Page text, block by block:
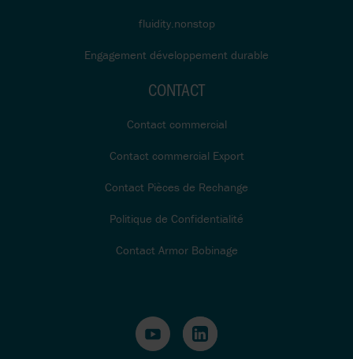
fluidity.nonstop
Engagement développement durable
CONTACT
Contact commercial
Contact commercial Export
Contact Pièces de Rechange
Politique de Confidentialité
Contact Armor Bobinage